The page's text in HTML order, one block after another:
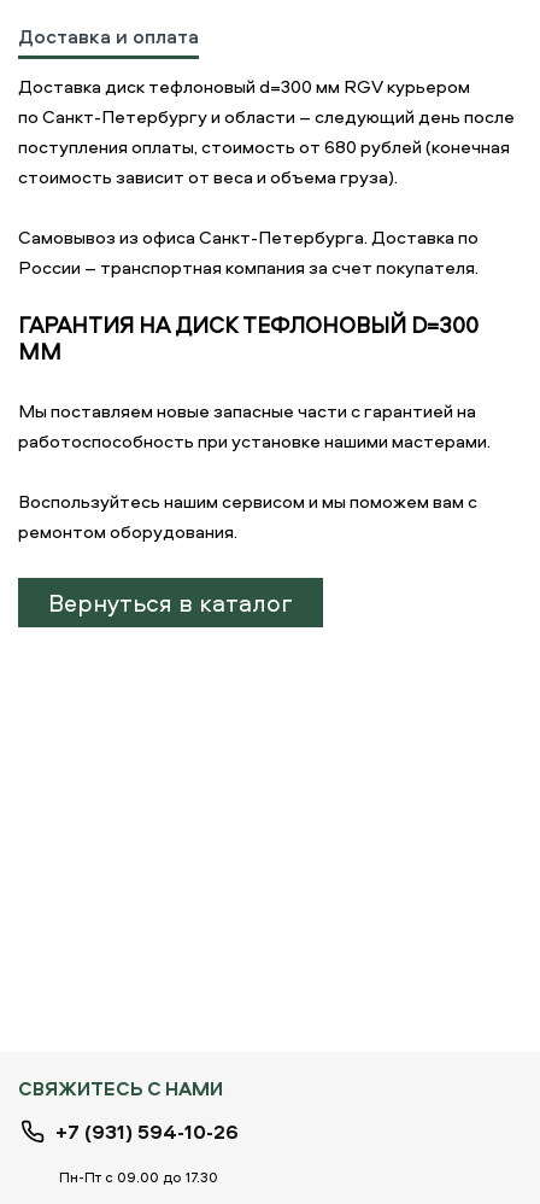
Доставка и оплата
Доставка диск тефлоновый d=300 мм RGV курьером
по Санкт-Петербургу и области – следующий день после
поступления оплаты, стоимость от 680 рублей (конечная
стоимость зависит от веса и объема груза).
Самовывоз из офиса Санкт-Петербурга. Доставка по
России – транспортная компания за счет покупателя.
ГАРАНТИЯ НА ДИСК ТЕФЛОНОВЫЙ D=300
ММ
Мы поставляем новые запасные части с гарантией на
работоспособность при установке нашими мастерами.
Воспользуйтесь нашим сервисом и мы поможем вам с
ремонтом оборудования.
Вернуться в каталог
СВЯЖИТЕСЬ С НАМИ
+7 (931) 594-10-26
Пн-Пт с 09.00 до 17.30